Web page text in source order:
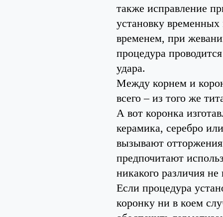
также исправление
установку временных
временем, при
процедура
удара.
Между корнем и
всего – из того же
А вот коронка
керамика, серебро
вызывают
предпочитают
никакого различия
Если процедура
коронку ни в коем